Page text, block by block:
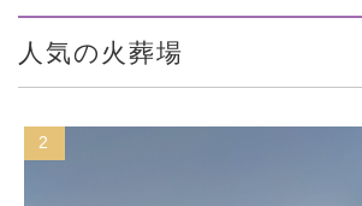
人気の火葬場
2